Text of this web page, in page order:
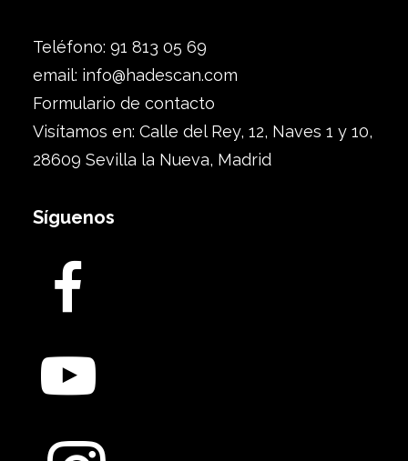
Teléfono: 91 813 05 69
email: info@hadescan.com
Formulario de contacto
Visítamos en: Calle del Rey, 12, Naves 1 y 10,
28609 Sevilla la Nueva, Madrid
Síguenos